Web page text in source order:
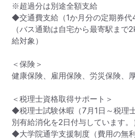
※超過分は別途全額支給
◆交通費支給（1か月分の定期券代
（バス通勤は自宅から最寄駅まで
給対象）
＜保険＞
健康保険、雇用保険、労災保険、
＜税理士資格取得サポート＞
◆税理士試験休暇（7月1日～税理
別有給消化を2日付与しています。
◆大学院通学支援制度（費用の無